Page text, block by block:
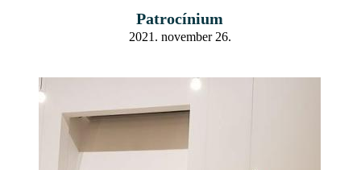
Patrocínium
2021. november 26.